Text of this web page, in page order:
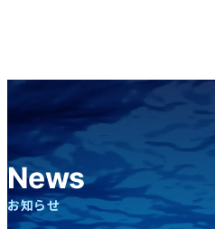
News
お知らせ